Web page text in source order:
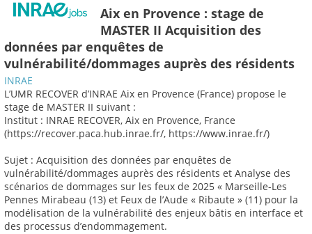
Aix en Provence : stage de
MASTER II Acquisition des
données par enquêtes de
vulnérabilité/dommages auprès des résidents
INRAE
L’UMR RECOVER d’INRAE Aix en Provence (France) propose le
stage de MASTER II suivant :
Institut : INRAE RECOVER, Aix en Provence, France
(https://recover.paca.hub.inrae.fr/, https://www.inrae.fr/)
Sujet : Acquisition des données par enquêtes de
vulnérabilité/dommages auprès des résidents et Analyse des
scénarios de dommages sur les feux de 2025 « Marseille-Les
Pennes Mirabeau (13) et Feux de l’Aude « Ribaute » (11) pour la
modélisation de la vulnérabilité des enjeux bâtis en interface et
des processus d’endommagement.